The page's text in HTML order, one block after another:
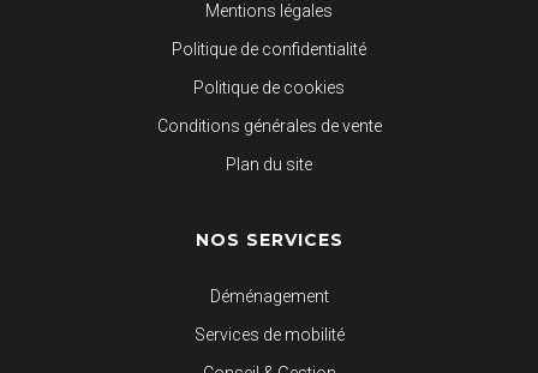
Mentions légales
Politique de confidentialité
Politique de cookies
Conditions générales de vente
Plan du site
NOS SERVICES
Déménagement
Services de mobilité